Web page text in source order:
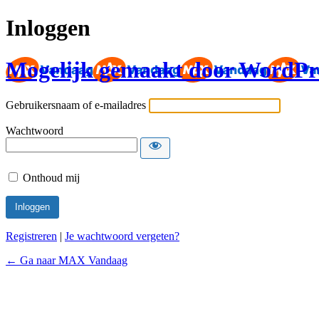
Inloggen
Mogelijk gemaakt door
Gebruikersnaam of e-mailadres
Wachtwoord
Onthoud mij
Registreren | Je wachtwoord vergeten?
← Ga naar MAX Vandaag